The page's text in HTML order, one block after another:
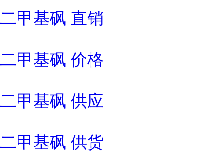
二甲基砜 直销
二甲基砜 价格
二甲基砜 供应
二甲基砜 供货